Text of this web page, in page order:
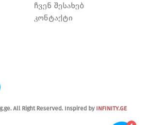
ჩვენ შესახებ
კონტაქტი
All Right Reserved. Inspired by INFINITY.GE